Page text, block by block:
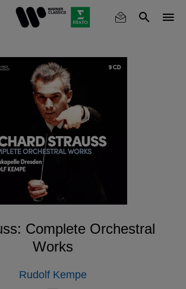
Complete Orchestral
Works
Rudolf Kempe